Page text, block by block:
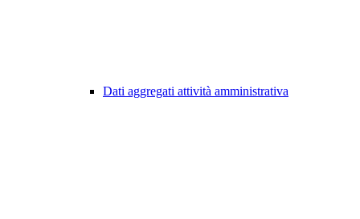
Dati aggregati attività amministrativa